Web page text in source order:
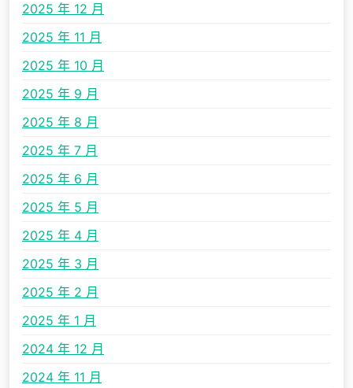
2025 年 12 月
2025 年 11 月
2025 年 10 月
2025 年 9 月
2025 年 8 月
2025 年 7 月
2025 年 6 月
2025 年 5 月
2025 年 4 月
2025 年 3 月
2025 年 2 月
2025 年 1 月
2024 年 12 月
2024 年 11 月